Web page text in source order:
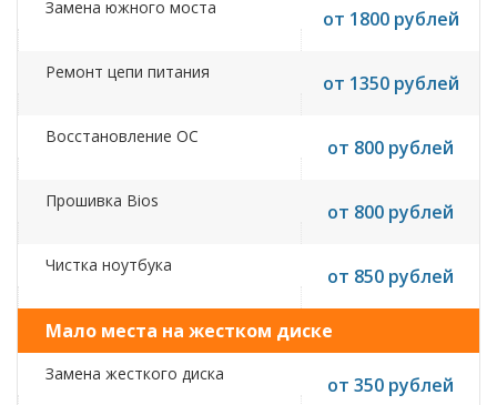
Замена южного моста от 1800 рублей
Ремонт цепи питания от 1350 рублей
Восстановление ОС от 800 рублей
Прошивка Bios от 800 рублей
Чистка ноутбука от 850 рублей
Мало места на жестком диске
Замена жесткого диска от 350 рублей